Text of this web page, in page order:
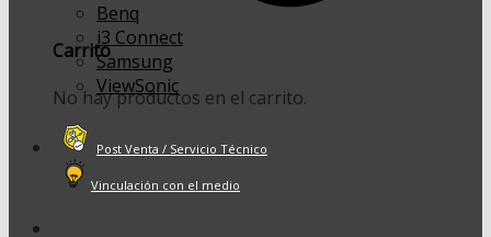
Carrito
No hay productos en el carrito.
Benq
i3 Connect
Samsung
ViewSonic
Post Venta / Servicio Técnico
Vinculación con el medio